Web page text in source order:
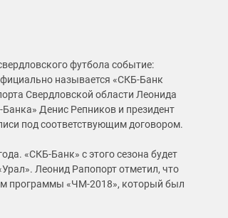
футбола событие:
называется «СКБ-Банк
Свердловской области Леонида
Денис Репников и президент
под соответствующим договором.
«СКБ-Банк» с этого сезона будет
Леонид Рапопорт отметил, что
программы «ЧМ-2018», который был